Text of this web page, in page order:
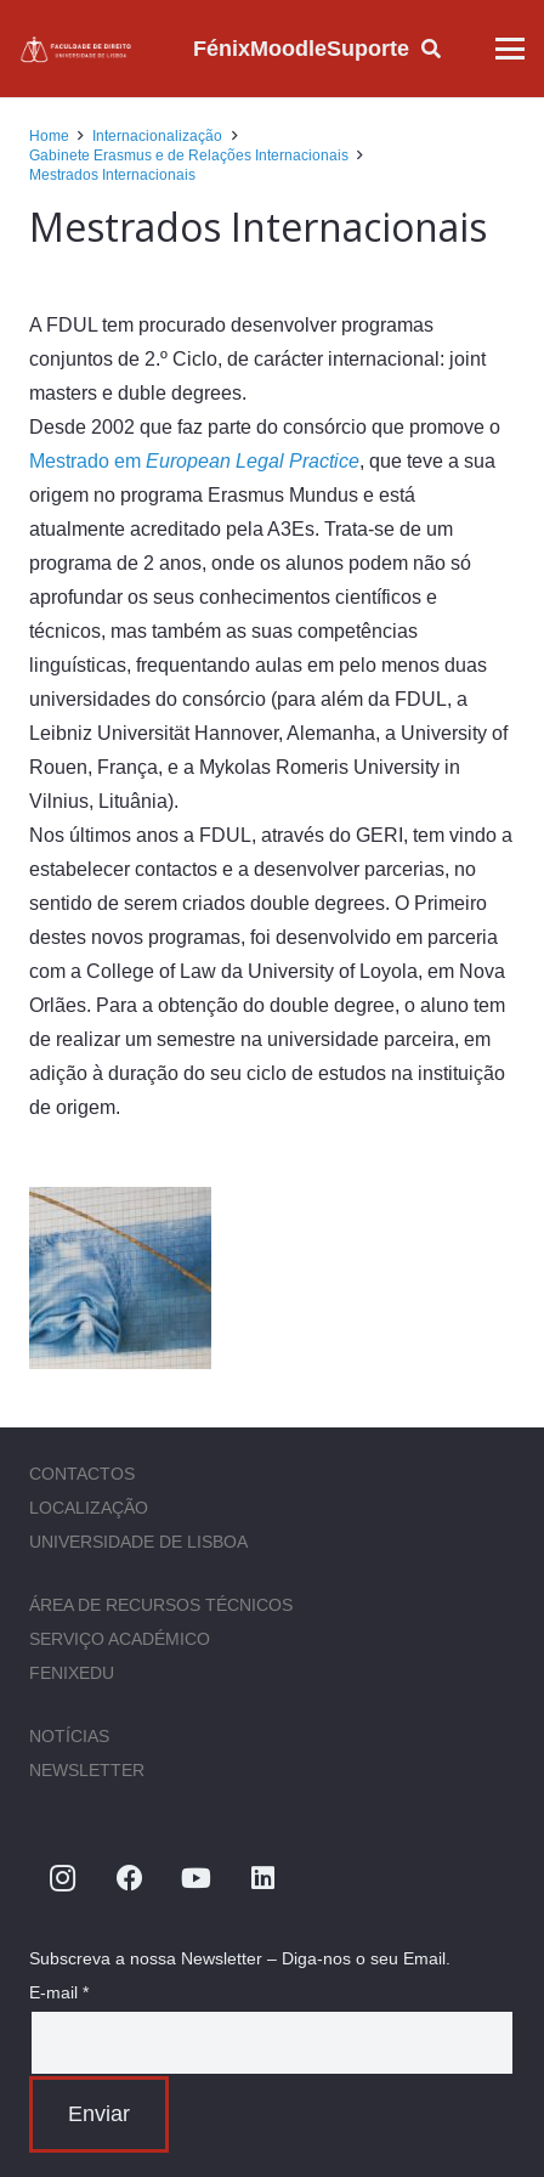
FénixMoodleSuporte
Home
Internacionalização
Gabinete Erasmus e de Relações Internacionais
Mestrados Internacionais
Mestrados Internacionais
A FDUL tem procurado desenvolver programas
conjuntos de 2.º Ciclo, de carácter internacional: joint
masters e duble degrees.
Desde 2002 que faz parte do consórcio que promove o
Mestrado em European Legal Practice, que teve a sua
origem no programa Erasmus Mundus e está
atualmente acreditado pela A3Es. Trata-se de um
programa de 2 anos, onde os alunos podem não só
aprofundar os seus conhecimentos científicos e
técnicos, mas também as suas competências
linguísticas, frequentando aulas em pelo menos duas
universidades do consórcio (para além da FDUL, a
Leibniz Universität Hannover, Alemanha, a University of
Rouen, França, e a Mykolas Romeris University in
Vilnius, Lituânia).
Nos últimos anos a FDUL, através do GERI, tem vindo a
estabelecer contactos e a desenvolver parcerias, no
sentido de serem criados double degrees. O Primeiro
destes novos programas, foi desenvolvido em parceria
com a College of Law da University of Loyola, em Nova
Orlães. Para a obtenção do double degree, o aluno tem
de realizar um semestre na universidade parceira, em
adição à duração do seu ciclo de estudos na instituição
de origem.
CONTACTOS
LOCALIZAÇÃO
UNIVERSIDADE DE LISBOA
ÁREA DE RECURSOS TÉCNICOS
SERVIÇO ACADÉMICO
FENIXEDU
NOTÍCIAS
NEWSLETTER
Subscreva a nossa Newsletter – Diga-nos o seu Email.
E-mail *